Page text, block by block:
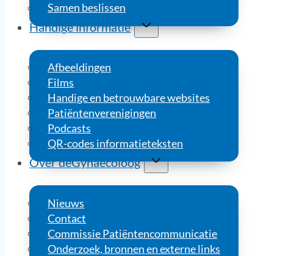
Samen beslissen
Handige informatie
Afbeeldingen
Films
Handige en betrouwbare websites
Patiëntenverenigingen
Podcasts
QR-codes informatieteksten
Over deGynaecoloog
Nieuws
Contact
Commissie Patiëntencommunicatie
Onderzoek, bronnen en externe links